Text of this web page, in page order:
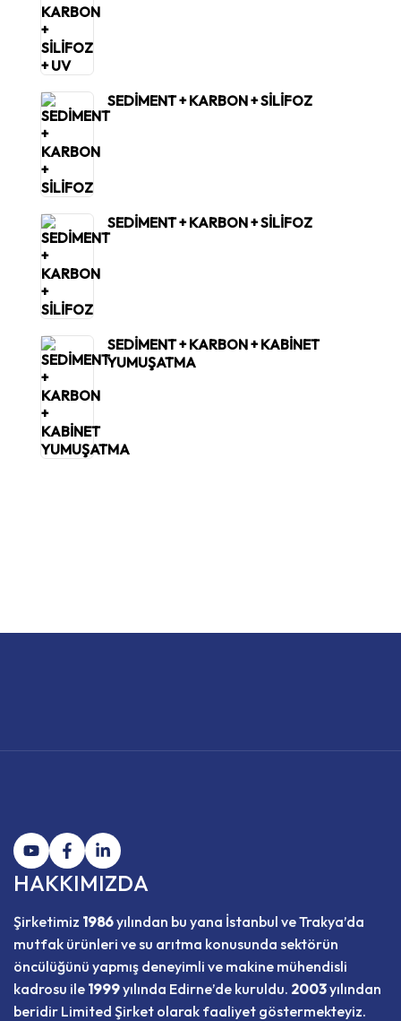
SEDİMENT + KARBON + SİLİFOZ
SEDİMENT + KARBON + SİLİFOZ
SEDİMENT + KARBON + KABİNET
YUMUŞATMA
HAKKIMIZDA
Şirketimiz 1986yılından bu yana İstanbul ve Trakya’da
mutfak ürünleri ve su arıtma konusunda sektörün
öncülüğünü yapmış deneyimli ve makine mühendisli
kadrosu ile 1999yılında Edirne’de kuruldu. 2003yılından
beridir Limited Şirket olarak faaliyet göstermekteyiz.